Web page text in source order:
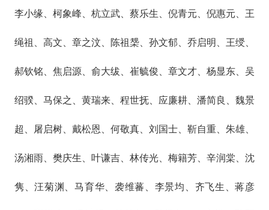
李小缘、柯象峰、杭立武、蔡乐生、倪青元、倪惠元、王
绳祖、高文、章之汶、陈祖椝、孙文郁、乔启明、王绶、
郝钦铭、焦启源、俞大绂、崔毓俊、章文才、杨显东、吴
绍骙、马保之、黄瑞来、程世抚、应廉耕、潘简良、魏景
超、屠启树、戴松恩、何敬真、刘国士、靳自重、朱雄、
汤湘雨、樊庆生、叶谦吉、林传光、梅籍芳、辛润棠、沈
隽、汪菊渊、马育华、袭维蕃、李景均、齐飞生、蒋彦